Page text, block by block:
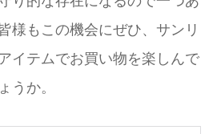
様もこの機会にぜひ、サンリ
イテムでお買い物を楽しんで
うか。